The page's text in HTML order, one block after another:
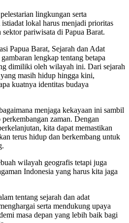
lingkungan serta
lokal harus menjadi prioritas
sektor pariwisata di Papua Barat.
Papua Barat, Sejarah dan Adat
lengkap tentang betapa
dimiliki oleh wilayah ini. Dari sejarah
masih hidup hingga kini,
kuatnya identitas budaya
menjaga kekayaan ini sambil
zaman. Dengan
kita dapat memastikan
terus hidup dan berkembang untuk
wilayah geografis tetapi juga
Indonesia yang harus kita jaga
tentang sejarah dan adat
serta mendukung upaya
masa depan yang lebih baik bagi